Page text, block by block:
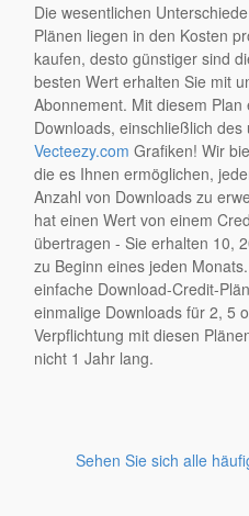
Die wesentlichen
Plänen liegen in den Kosten
kaufen, desto günstiger sind
besten Wert erhalten Sie mit
Abonnement. Mit diesem
Downloads, einschließlich
Vecteezy.com Grafiken! Wir
die es Ihnen ermöglichen,
Anzahl von Downloads zu
hat einen Wert von einem
übertragen - Sie erhalten 10,
zu Beginn eines jeden
einfache Download-Credit-
einmalige Downloads für 2, 5
Verpflichtung mit diesen
nicht 1 Jahr lang.
Sehen Sie sich alle